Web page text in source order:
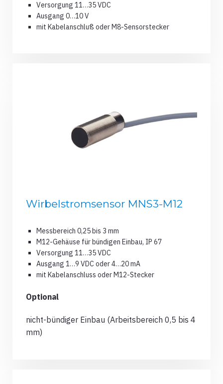
Versorgung 11…35 VDC
Ausgang 0…10 V
mit Kabelanschluß oder M8-Sensorstecker
Wirbelstromsensor MNS3-M12
Messbereich 0,25 bis 3 mm
M12-Gehäuse für bündigen Einbau, IP 67
Versorgung 11…35 VDC
Ausgang 1…9 VDC oder 4…20 mA
mit Kabelanschluss oder M12-Stecker
Optional
nicht-bündiger Einbau (Arbeitsbereich 0,5 bis 4
mm)